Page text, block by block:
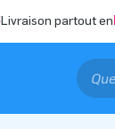
Livraison partout en